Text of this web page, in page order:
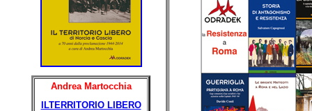
Andrea Martocchia
ILTERRITORIO LIBERO